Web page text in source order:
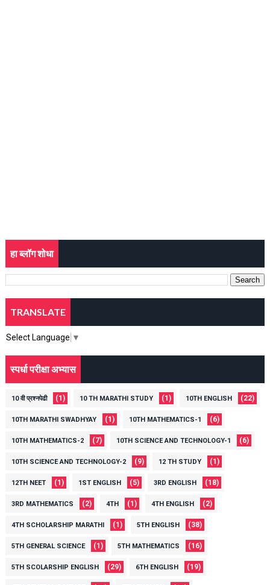
हा ब्लॉग शोधा
TRANSLATE
Select Language ▼
स्पर्धा परीक्षा अभ्यास
10 वी प्रश्नपेढी (1) 10 TH MARATHI STUDY (1) 10TH ENGLISH (22)
10TH MARATHI SWADHYAY (1) 10TH MATHEMATICS-1 (6)
10TH MATHEMATICS-2 (7) 10TH SCIENCE AND TECHNOLOGY-1 (6)
10TH SCIENCE AND TECHNOLOGY-2 (9) 12 TH STUDY (1)
12TH NEET (1) 1ST ENGLISH (5) 3RD ENGLISH (18)
3RD MATHEMATICS (2) 4TH (1) 4TH ENGLISH (2)
4TH SCHOLARSHIP MARATHI (1) 5TH ENGLISH (38)
5TH GENERAL SCIENCE (1) 5TH MATHEMATICS (16)
5TH SCOLARSHIP ENGLISH (29) 6TH ENGLISH (19)